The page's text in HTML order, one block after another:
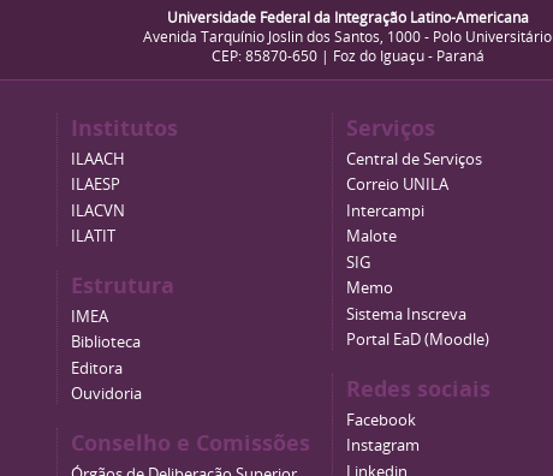
Universidade Federal da Integração Latino-Americana
Avenida Tarquínio Joslin dos Santos, 1000 - Polo Universitário
CEP: 85870-650 | Foz do Iguaçu - Paraná
Institutos
ILAACH
ILAESP
ILACVN
ILATIT
Estrutura
IMEA
Biblioteca
Editora
Ouvidoria
Conselho e Comissões
Serviços
Central de Serviços
Correio UNILA
Intercampi
Malote
SIG
Memo
Sistema Inscreva
Portal EaD (Moodle)
Redes sociais
Facebook
Instagram
Linkedin